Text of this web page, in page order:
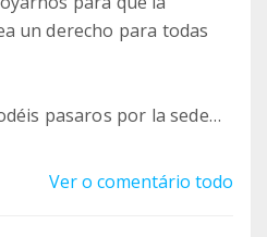
un derecho para todas
pasaros por la sede
24 bajo o envianos
que te lo mandemos por
Ver o comentário todo